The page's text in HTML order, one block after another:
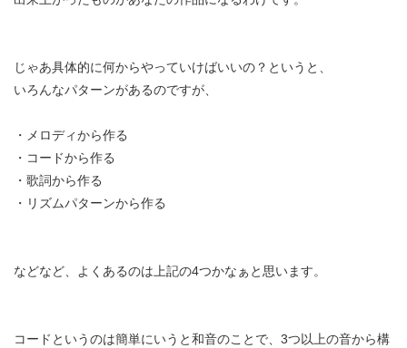
じゃあ具体的に何からやっていけばいいの？というと、
いろんなパターンがあるのですが、
・メロディから作る
・コードから作る
・歌詞から作る
・リズムパターンから作る
などなど、よくあるのは上記の4つかなぁと思います。
コードというのは簡単にいうと和音のことで、3つ以上の音から構